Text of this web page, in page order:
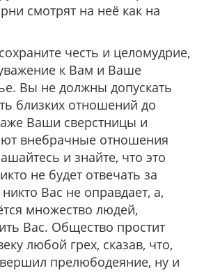
смотрят на неё как на
честь и целомудрие,
к Вам и Ваше
Вы не должны допускать
близких отношений до
Ваши сверстницы и
внебрачные отношения
и знайте, что это
не будет отвечать за
Вас не оправдает, а,
множество людей,
Вас. Общество простит
любой грех, сказав, что,
прелюбодеяние, ну и